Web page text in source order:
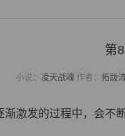
第
小说： 凌天战魂作者： 拓跋
激发的过程中，会不